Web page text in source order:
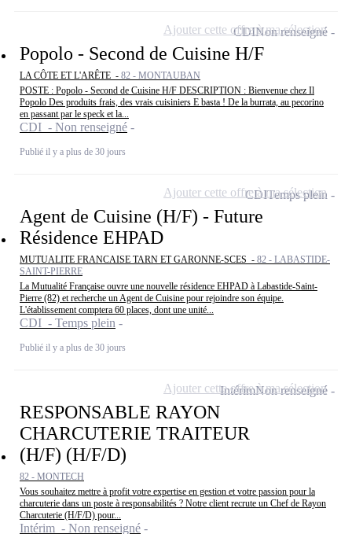
Popolo - Second de Cuisine H/F
LA CÔTE ET L'ARÊTE - 82 - MONTAUBAN
POSTE : Popolo - Second de Cuisine H/F DESCRIPTION : Bienvenue chez Il
Popolo Des produits frais, des vrais cuisiniers E basta ! De la burrata, au pecorino
en passant par le speck et la...
CDI - Non renseigné
Publié il y a plus de 30 jours
CDINon renseigné
Ajouter cette offre à ma sélection
Agent de Cuisine (H/F) - Future
Résidence EHPAD
MUTUALITE FRANCAISE TARN ET GARONNE-SCES - 82 - LABASTIDE-
SAINT-PIERRE
La Mutualité Française ouvre une nouvelle résidence EHPAD à Labastide-Saint-
Pierre (82) et recherche un Agent de Cuisine pour rejoindre son équipe.
L'établissement comptera 60 places, dont une unité...
CDI - Temps plein
Publié il y a plus de 30 jours
CDITemps plein
Ajouter cette offre à ma sélection
RESPONSABLE RAYON
CHARCUTERIE TRAITEUR
(H/F) (H/F/D)
82 - MONTECH
Vous souhaitez mettre à profit votre expertise en gestion et votre passion pour la
charcuterie dans un poste à responsabilités ? Notre client recrute un Chef de Rayon
Charcuterie (H/F/D) pour...
Intérim - Non renseigné
IntérimNon renseigné
Ajouter cette offre à ma sélection